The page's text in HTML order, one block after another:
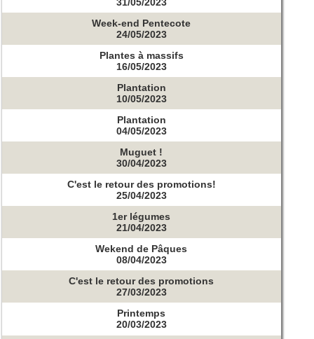
Week-end Pentecote
24/05/2023
Plantes à massifs
16/05/2023
Plantation
10/05/2023
Plantation
04/05/2023
Muguet !
30/04/2023
C'est le retour des promotions!
25/04/2023
1er légumes
21/04/2023
Wekend de Pâques
08/04/2023
C'est le retour des promotions
27/03/2023
Printemps
20/03/2023